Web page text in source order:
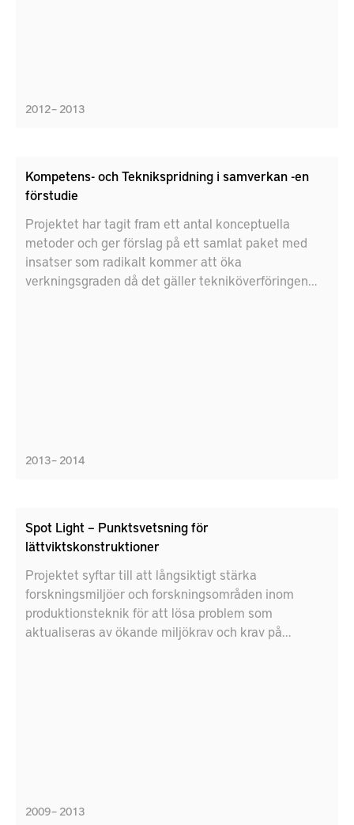
2012 – 2013
Kompetens- och Teknikspridning i samverkan -en
förstudie
Projektet har tagit fram ett antal konceptuella
metoder och ger förslag på ett samlat paket med
insatser som radikalt kommer att öka
verkningsgraden då det gäller tekniköverföringen
2013 – 2014
Spot Light – Punktsvetsning för
lättviktskonstruktioner
Projektet syftar till att långsiktigt stärka
forskningsmiljöer och forskningsområden inom
produktionsteknik för att lösa problem som
aktualiseras av ökande miljökrav och krav på
2009 – 2013